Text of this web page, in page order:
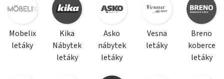
Mobelix
letáky
Kika
Nábytek
letáky
Asko
nábytek
letáky
Vesna
letáky
Breno
koberce
letáky